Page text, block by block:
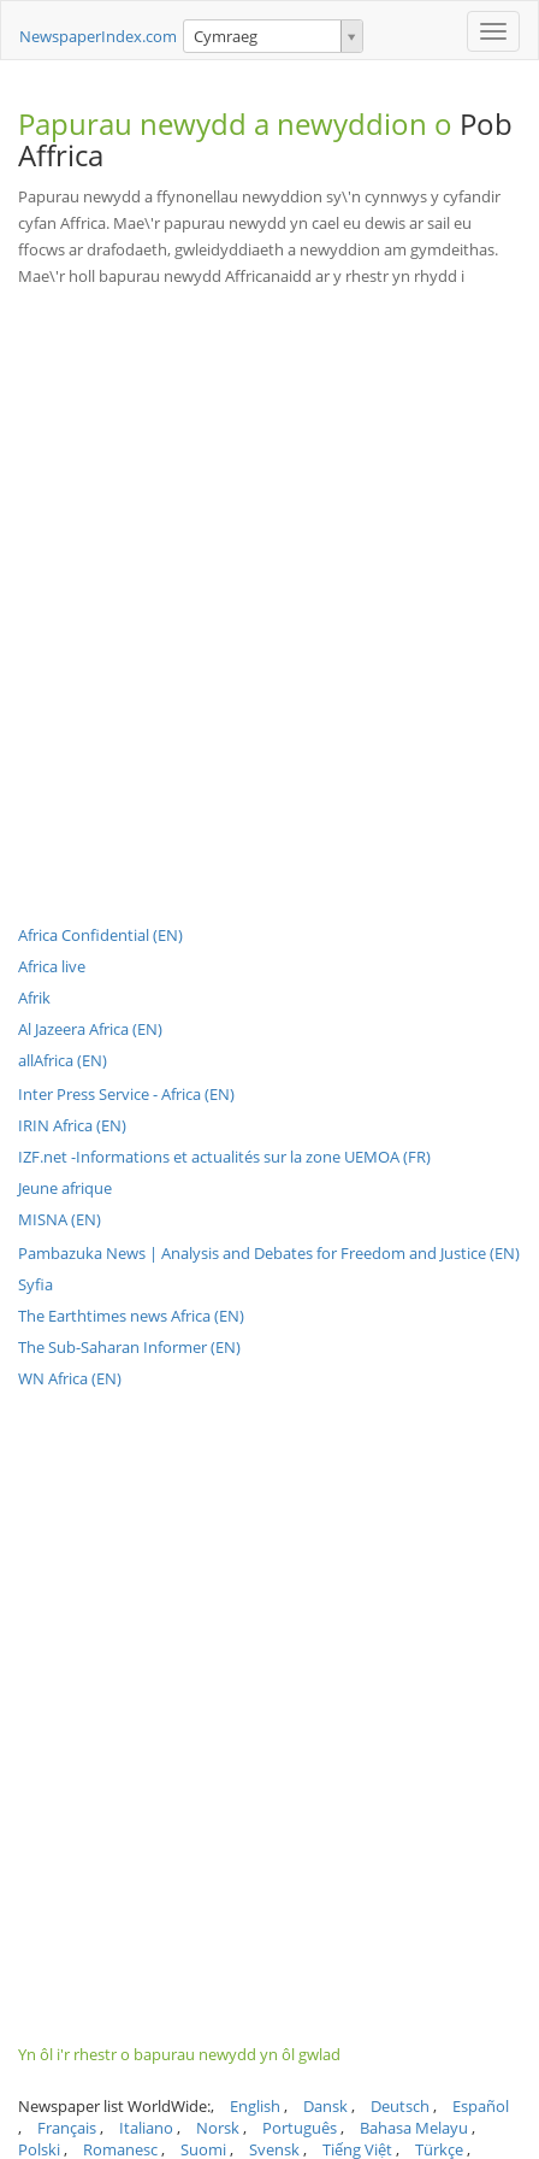
Toggle
NewspaperIndex.com Cymraeg
Papurau newydd a newyddion o Pob
Affrica
Papurau newydd a ffynonellau newyddion sy\'n cynnwys y cyfandir
cyfan Affrica. Mae\'r papurau newydd yn cael eu dewis ar sail eu
ffocws ar drafodaeth, gwleidyddiaeth a newyddion am gymdeithas.
Mae\'r holl bapurau newydd Affricanaidd ar y rhestr yn rhydd i
Africa Confidential (EN)
Africa live
Afrik
Al Jazeera Africa (EN)
allAfrica (EN)
Inter Press Service - Africa (EN)
IRIN Africa (EN)
IZF.net -Informations et actualités sur la zone UEMOA (FR)
Jeune afrique
MISNA (EN)
Pambazuka News | Analysis and Debates for Freedom and Justice (EN)
Syfia
The Earthtimes news Africa (EN)
The Sub-Saharan Informer (EN)
WN Africa (EN)
Yn ôl i'r rhestr o bapurau newydd yn ôl gwlad
Newspaper list WorldWide: English Dansk Deutsch
Español
Français
Italiano Norsk Português
Bahasa Melayu
Polski
Romanesc Suomi Svensk Tiếng Việt Türkçe